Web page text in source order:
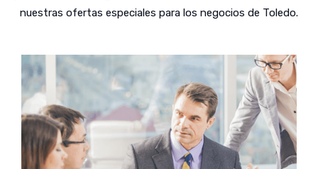
nuestras ofertas especiales para los negocios de Toledo.